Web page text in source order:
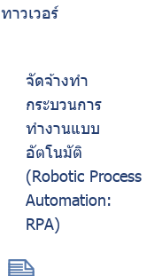
ทาวเวอร์
จัดจ้างทำ
กระบวนการ
ทำงานแบบ
อัตโนมัติ
(Robotic Process
Automation:
RPA)